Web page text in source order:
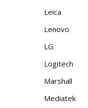
Leica
Lenovo
LG
Logitech
Marshall
Mediatek